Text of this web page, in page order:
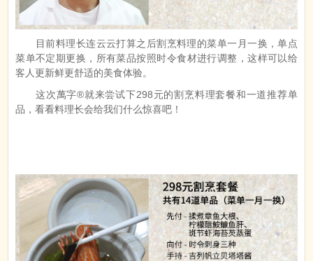
目前料理长连云云打算之后割烹料理的菜单一月一换，单点
菜单不定期更换，所有菜品按照时令食材进行调整，这样可以给
客人更新鲜更舒适的美食体验。
这次萬字®就来尝试下298元的割烹料理套餐和一道推荐单
品，看看料理长会给我们什么惊喜吧！